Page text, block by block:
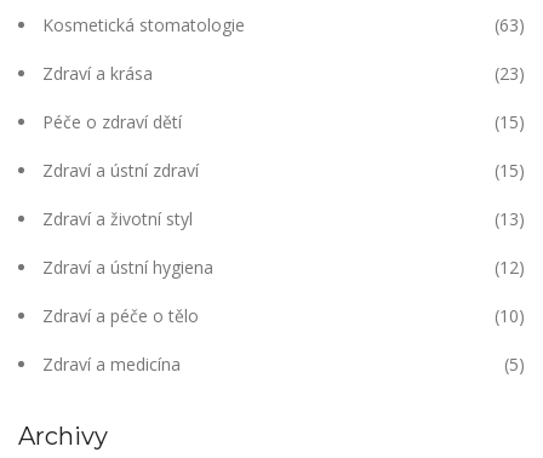
Kosmetická stomatologie (63)
Zdraví a krása (23)
Péče o zdraví dětí (15)
Zdraví a ústní zdraví (15)
Zdraví a životní styl (13)
Zdraví a ústní hygiena (12)
Zdraví a péče o tělo (10)
Zdraví a medicína (5)
Archivy